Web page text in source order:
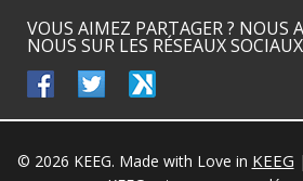
VOUS AIMEZ PARTAGER ? NOUS
NOUS SUR LES RÉSEAUX
facebooktwitter
© 2026 KEEG. Made with Love in KEEG